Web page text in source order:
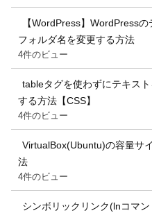
【WordPress】WordPress
フォルダ名を変更する方法
4件のビュー
tableタグを使わずにテキス
する方法【CSS】
4件のビュー
VirtualBox(Ubuntu)の容量サ
法
4件のビュー
シンボリックリンク(lnコマ